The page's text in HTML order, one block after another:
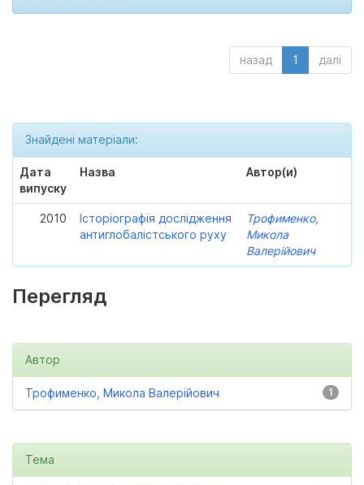
назад 1 далі
Знайдені матеріали:
Дата
випуску
Назва Автор(и)
2010
Історіографія дослідження
антиглобалістського руху
Трофименко,
Микола
Валерійович
Перегляд
Автор
1
Трофименко, Микола Валерійович
Тема